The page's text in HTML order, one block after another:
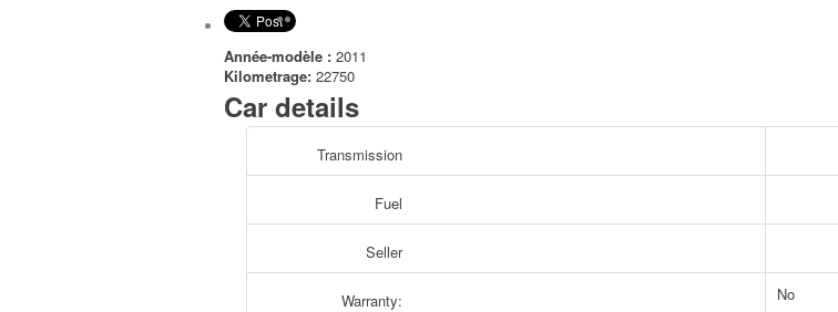
Année-modèle : 2011
Kilometrage: 22750
Car details
Transmission
Fuel
Seller
Warranty: No